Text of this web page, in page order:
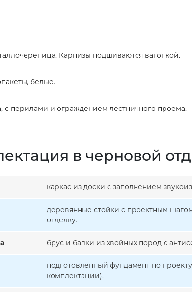
Карнизы подшиваются вагонкой.
белые.
с перилами и ограждением лестничного проема.
в черновой
каркас из доски с заполнением
деревянные стойки с проектным
отделку.
брус и балки из хвойных пород с
подготовленный фундамент по
комплектации).